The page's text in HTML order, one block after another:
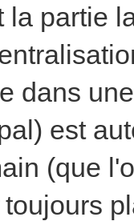
la partie
dans
est
(que